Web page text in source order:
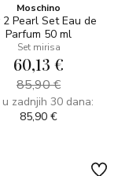
Moschino
2 Pearl Set Eau de
Parfum 50 ml
Set mirisa
60,13 €
85,90 €
u zadnjih 30 dana:
85,90 €